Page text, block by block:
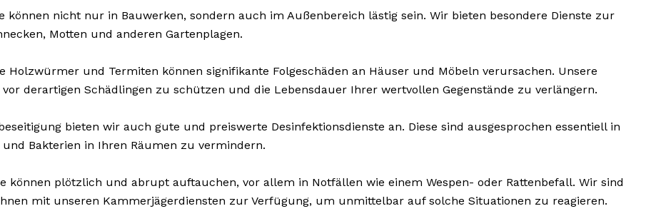
können nicht nur in Bauwerken, sondern auch im Außenbereich lästig sein. Wir bieten besondere Dienste zur
Motten und anderen Gartenplagen.
Holzwürmer und Termiten können signifikante Folgeschäden an Häuser und Möbeln verursachen. Unsere
derartigen Schädlingen zu schützen und die Lebensdauer Ihrer wertvollen Gegenstände zu verlängern.
bieten wir auch gute und preiswerte Desinfektionsdienste an. Diese sind ausgesprochen essentiell in
Bakterien in Ihren Räumen zu vermindern.
können plötzlich und abrupt auftauchen, vor allem in Notfällen wie einem Wespen- oder Rattenbefall. Wir sind
mit unseren Kammerjägerdiensten zur Verfügung, um unmittelbar auf solche Situationen zu reagieren.